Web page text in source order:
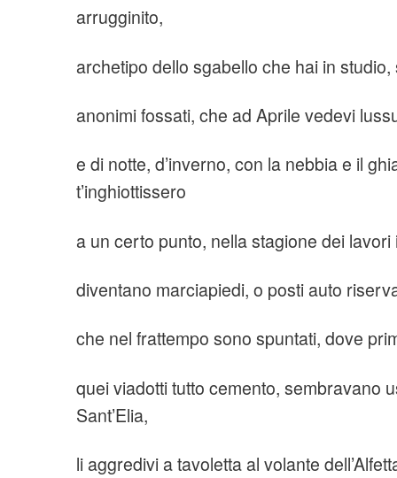
arrugginito,
archetipo dello sgabello che hai in
anonimi fossati, che ad Aprile vedevi
e di notte, d’inverno, con la nebbia e il
t’inghiottissero
a un certo punto, nella stagione dei
diventano marciapiedi, o posti auto
che nel frattempo sono spuntati, dove
quei viadotti tutto cemento, sembravano
Sant’Elia,
li aggredivi a tavoletta al volante